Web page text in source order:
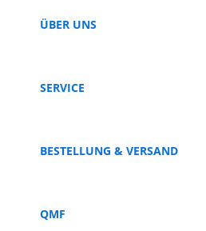
ÜBER UNS
SERVICE
BESTELLUNG & VERSAND
QMF